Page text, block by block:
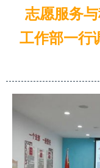
志愿服务
工作部一行